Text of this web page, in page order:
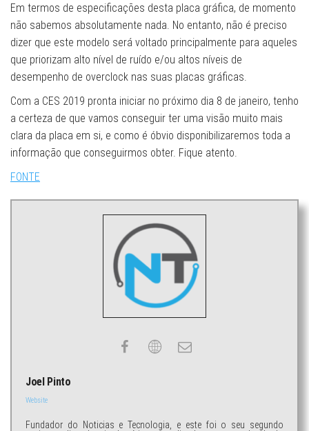
Em termos de especificações desta placa gráfica, de momento
não sabemos absolutamente nada. No entanto, não é preciso
dizer que este modelo será voltado principalmente para aqueles
que priorizam alto nível de ruído e/ou altos níveis de
desempenho de overclock nas suas placas gráficas.
Com a CES 2019 pronta iniciar no próximo dia 8 de janeiro, tenho
a certeza de que vamos conseguir ter uma visão muito mais
clara da placa em si, e como é óbvio disponibilizaremos toda a
informação que conseguirmos obter. Fique atento.
FONTE
Joel Pinto
Website
Fundador do Noticias e Tecnologia, e este foi o seu segundo